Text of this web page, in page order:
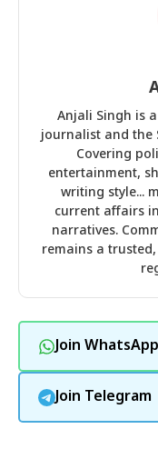
Anjali Singh is
journalist and the
Covering
entertainment,
writing style...
current affairs
narratives.
remains a
Join WhatsApp
Join Telegram